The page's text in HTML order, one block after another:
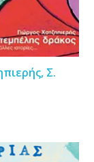
Σ.